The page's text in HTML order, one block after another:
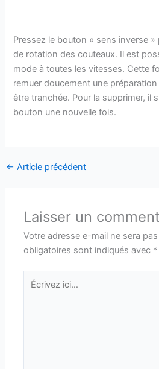
Pressez le bouton « sens inverse
de rotation des couteaux. Il est
mode à toutes les vitesses. Cette
remuer doucement une
être tranchée. Pour la supprimer, il
bouton une nouvelle fois.
← Article précédent
Laisser un
Votre adresse e-mail ne sera
obligatoires sont indiqués avec *
Écrivez